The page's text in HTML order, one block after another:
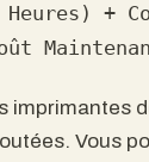
Heures) +
imprimantes
Vous